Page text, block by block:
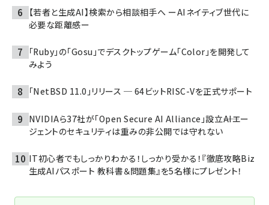
【若者と生成AI】検索から相談相手へ ーAIネイティブ世代に
必要な距離感ー
「Ruby」の「Gosu」でデスクトップゲーム「Color」を開発して
みよう
「NetBSD 11.0」リリース ─ 64ビットRISC-Vを正式サポート
NVIDIAら37社が「Open Secure AI Alliance」設立――AIエー
ジェントのセキュリティは重みの非公開では守れない
IT初心者でもしっかりわかる！しっかり受かる！『徹底攻略Biz
生成AIパスポート 教科書＆問題集』を5名様にプレゼント！